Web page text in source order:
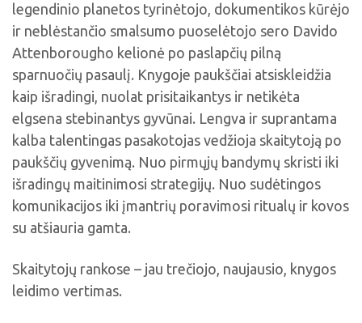
legendinio planetos tyrinėtojo, dokumentikos kūrėjo
ir neblėstančio smalsumo puoselėtojo sero Davido
Attenborougho kelionė po paslapčių pilną
sparnuočių pasaulį. Knygoje paukščiai atsiskleidžia
kaip išradingi, nuolat prisitaikantys ir netikėta
elgsena stebinantys gyvūnai. Lengva ir suprantama
kalba talentingas pasakotojas vedžioja skaitytoją po
paukščių gyvenimą. Nuo pirmųjų bandymų skristi iki
išradingų maitinimosi strategijų. Nuo sudėtingos
komunikacijos iki įmantrių poravimosi ritualų ir kovos
su atšiauria gamta.
Skaitytojų rankose – jau trečiojo, naujausio, knygos
leidimo vertimas.